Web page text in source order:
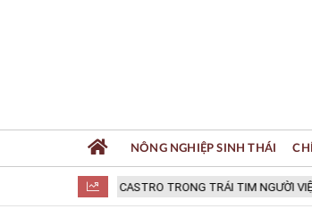
FIDEL CASTRO TRONG TRÁI TIM NGƯỜI VIỆT
NÔNG NGHIỆP SINH THÁI